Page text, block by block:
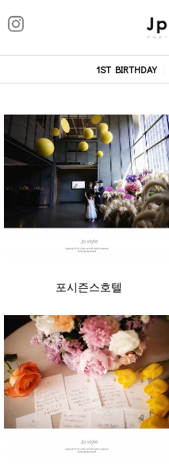
1ST BIRTHDAY|
포시즌스호텔